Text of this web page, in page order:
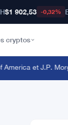
$1 902,53 -0,32%
cryptos
et J.P.